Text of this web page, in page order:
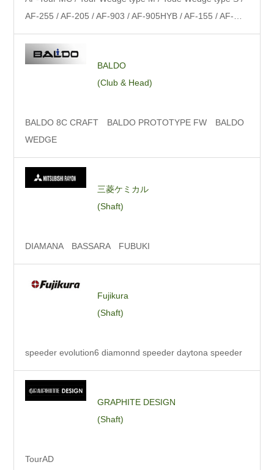
AF-255 / AF-205 / AF-903 / AF-905HYB / AF-155 / AF-…
BALDO
(Club & Head)
BALDO 8C CRAFT BALDO PROTOTYPE FW BALDO
WEDGE
三菱ケミカル
(Shaft)
DIAMANA BASSARA FUBUKI
Fujikura
(Shaft)
speeder evolution6 diamonnd speeder daytona speeder
GRAPHITE DESIGN
(Shaft)
TourAD